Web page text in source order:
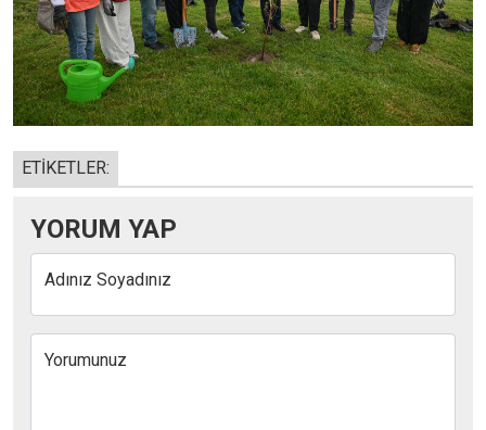
ETİKETLER:
YORUM YAP
Adınız Soyadınız
Yorumunuz